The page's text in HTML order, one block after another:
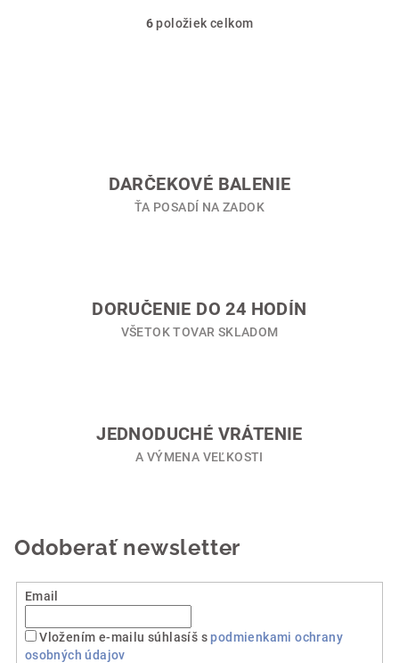
O
i
e
p
y
v
ý
u
6položiek celkom
DARČEKOVÉ BALENIE
ŤA POSADÍ NA ZADOK
DORUČENIE DO 24 HODÍN
VŠETOK TOVAR SKLADOM
JEDNODUCHÉ VRÁTENIE
A VÝMENA VEĽKOSTI
Odoberať newsletter
Email
Vložením e-mailu súhlasíš spodmienkami ochrany
osobných údajov